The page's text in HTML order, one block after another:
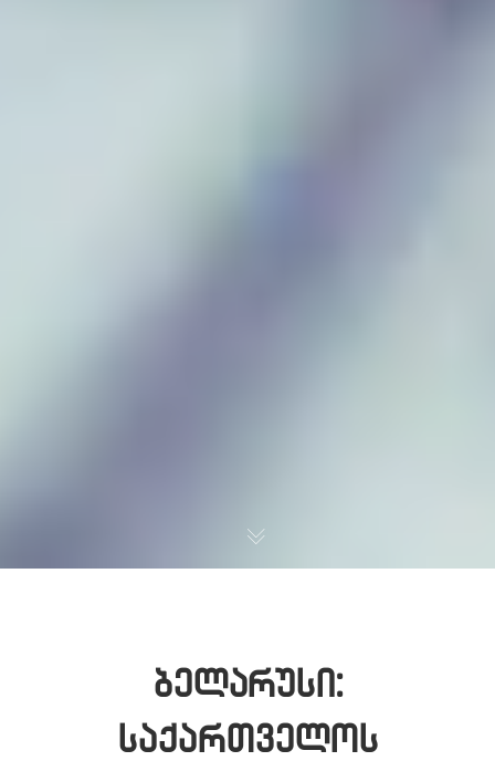
ბელარუსი:
საქართველოს